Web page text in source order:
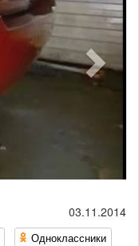
03.11.2014
Одноклассники